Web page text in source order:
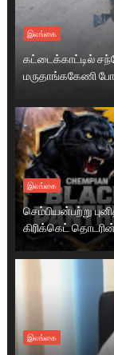
இலங்கை
கட்டைக்காட்டில்
மருதாங்ககேணி
இலங்கை
செம்பியன்பற்று
கிரிக்கெட்
இலங்கை